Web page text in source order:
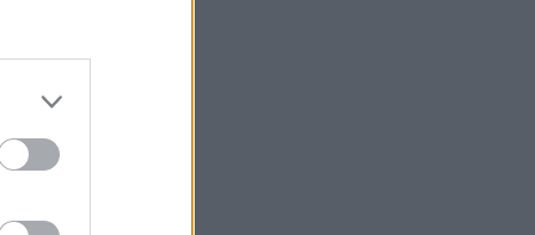
Post.
bizottságának
tagjai közül